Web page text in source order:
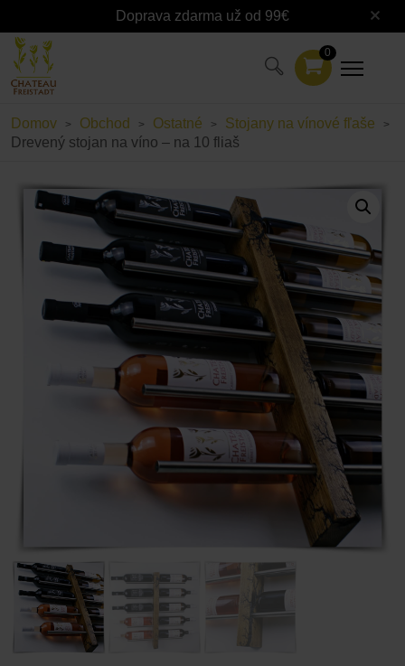
Doprava zdarma už od 99€
0
Domov > Obchod > Ostatné > Stojany na vínové fľaše >
Drevený stojan na víno – na 10 fliaš